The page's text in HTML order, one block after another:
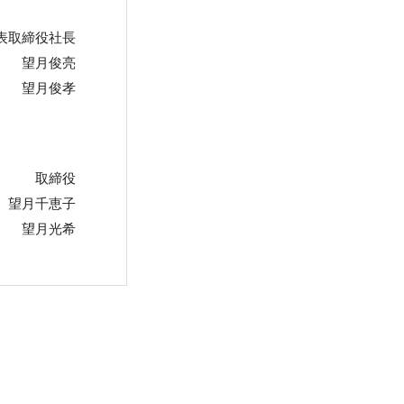
取締役社長
望月俊亮
望月俊孝
取締役
望月千恵子
望月光希